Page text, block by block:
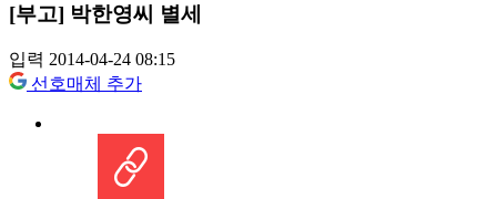
[부고] 박한영씨 별세
입력 2014-04-24 08:15
선호매체 추가